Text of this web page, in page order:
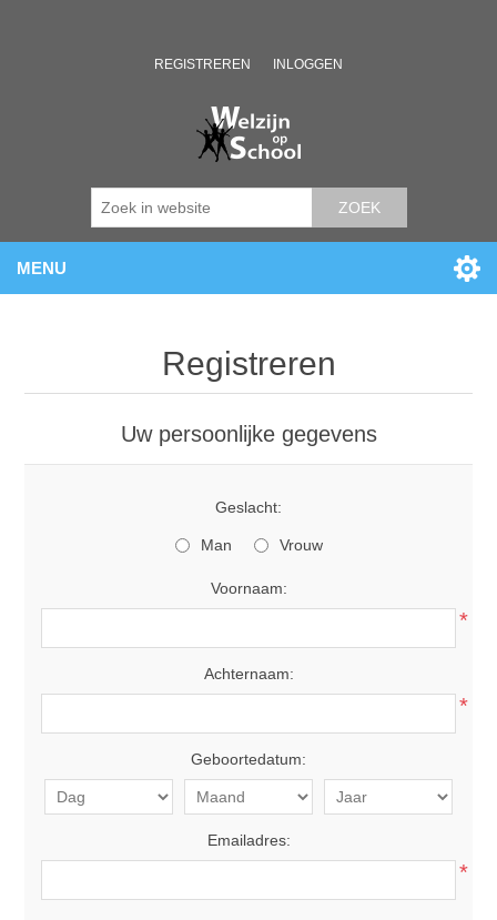
REGISTREREN INLOGGEN
ZOEK
MENU
Registreren
Uw persoonlijke gegevens
Geslacht:
Man Vrouw
Voornaam:
*
Achternaam:
*
Geboortedatum:
Emailadres:
*